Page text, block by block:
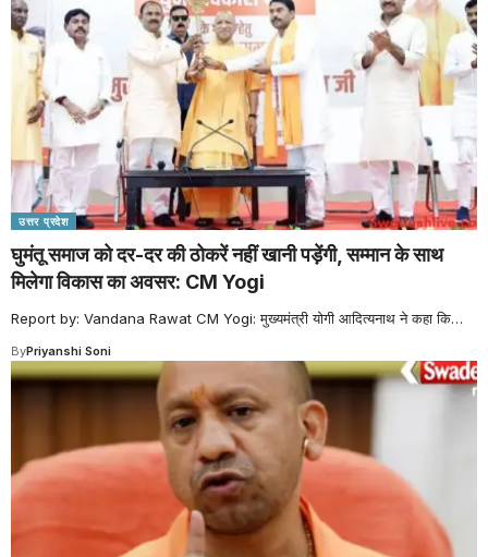
उत्तर प्रदेश
घुमंतू समाज को दर-दर की ठोकरें नहीं खानी पड़ेंगी, सम्मान के साथ
मिलेगा विकास का अवसर: CM Yogi
Report by: Vandana Rawat CM Yogi: मुख्यमंत्री योगी आदित्यनाथ ने कहा कि…
ByPriyanshi Soni